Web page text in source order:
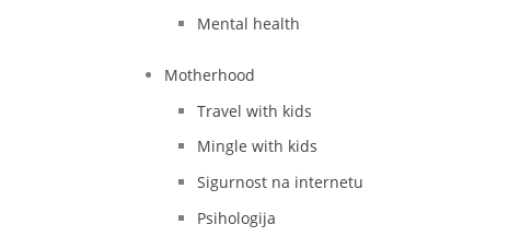
Mental health
Motherhood
Travel with kids
Mingle with kids
Sigurnost na internetu
Psihologija